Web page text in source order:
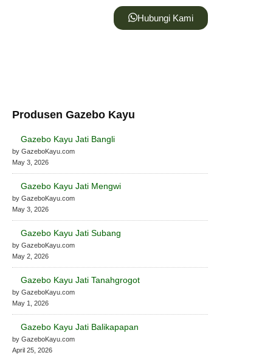
Hubungi Kami
Produsen Gazebo Kayu
Gazebo Kayu Jati Bangli
by GazeboKayu.com
May 3, 2026
Gazebo Kayu Jati Mengwi
by GazeboKayu.com
May 3, 2026
Gazebo Kayu Jati Subang
by GazeboKayu.com
May 2, 2026
Gazebo Kayu Jati Tanahgrogot
by GazeboKayu.com
May 1, 2026
Gazebo Kayu Jati Balikapapan
by GazeboKayu.com
April 25, 2026